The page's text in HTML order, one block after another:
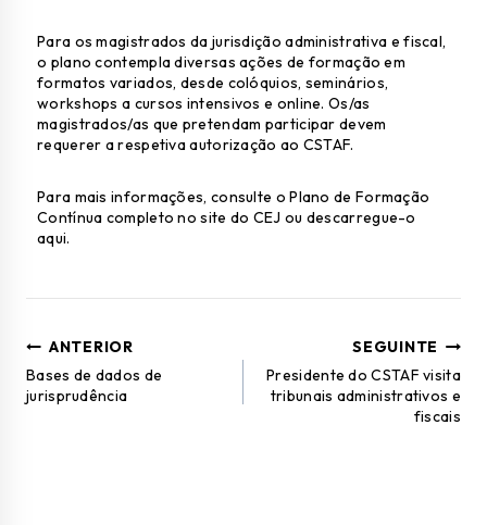
Para os magistrados da jurisdição administrativa e fiscal,
o plano contempla diversas ações de formação em
formatos variados, desde colóquios, seminários,
workshops a cursos intensivos e online. Os/as
magistrados/as que pretendam participar devem
requerer a respetiva autorização ao CSTAF.
Para mais informações, consulte o Plano de Formação
Contínua completo nosite do CEJ ou descarregue-o
aqui.
ANTERIOR
Bases de dados de
jurisprudência
SEGUINTE
Presidente do CSTAF visita
tribunais administrativos e
fiscais